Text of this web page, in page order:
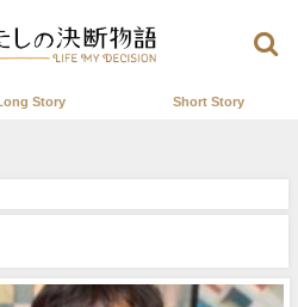
Story Short Story